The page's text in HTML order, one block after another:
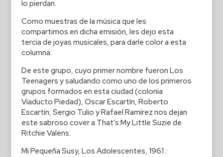
lo pierdan.
Como muestras de la música que les
compartimos en dicha emisión, les dejo esta
tercia de joyas musicales, para darle color a esta
columna.
De este grupo, cuyo primer nombre fueron Los
Teenagers y saludando como uno de los primeros
grupos formados en esta ciudad (colonia
Viaducto Piedad), Oscar Escartín, Roberto
Escartín, Sergio Tulio y Rafael Ramírez nos dejan
este sabroso cover a That’s My Little Suzie de
Ritchie Valens:
Mi Pequeña Susy, Los Adolescentes, 1961 :